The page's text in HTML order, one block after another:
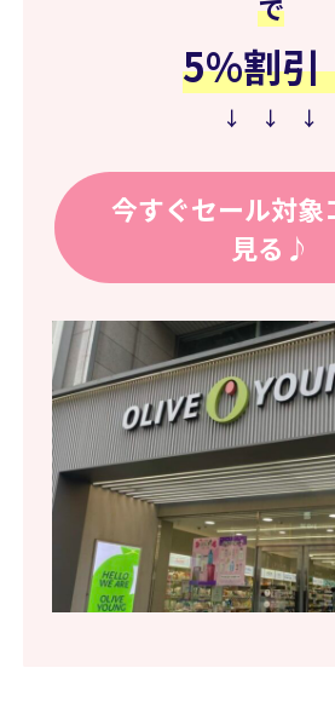
5%割引
↓ ↓ ↓
今すぐセール対象
見る♪